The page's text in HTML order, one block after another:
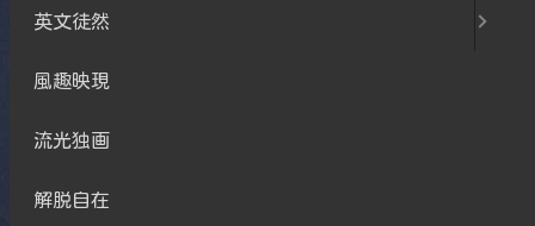
英文徒然
風趣映現
流光独画
解脱自在